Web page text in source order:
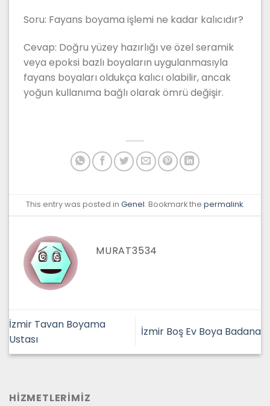
Soru: Fayans boyama işlemi ne kadar kalıcıdır?
Cevap: Doğru yüzey hazırlığı ve özel seramik
veya epoksi bazlı boyaların uygulanmasıyla
fayans boyaları oldukça kalıcı olabilir, ancak
yoğun kullanıma bağlı olarak ömrü değişir.
This entry was posted in Genel. Bookmark the permalink.
MURAT3534
İzmir Tavan Boyama
Ustası
İzmir Boş Ev Boya Badana
HİZMETLERİMİZ